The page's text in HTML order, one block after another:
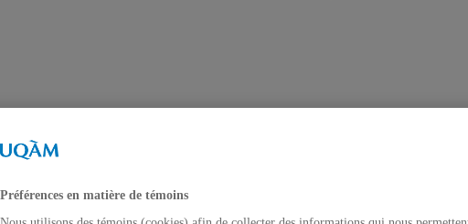
Préférences en matière de témoins